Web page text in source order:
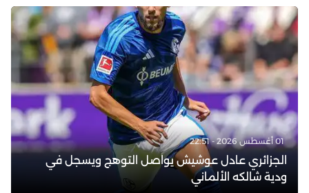
01 أغسطس 2026 - 22:51
الجزائري عادل عوشيش يواصل التوهج ويسجل في
ودية شالكه الألماني